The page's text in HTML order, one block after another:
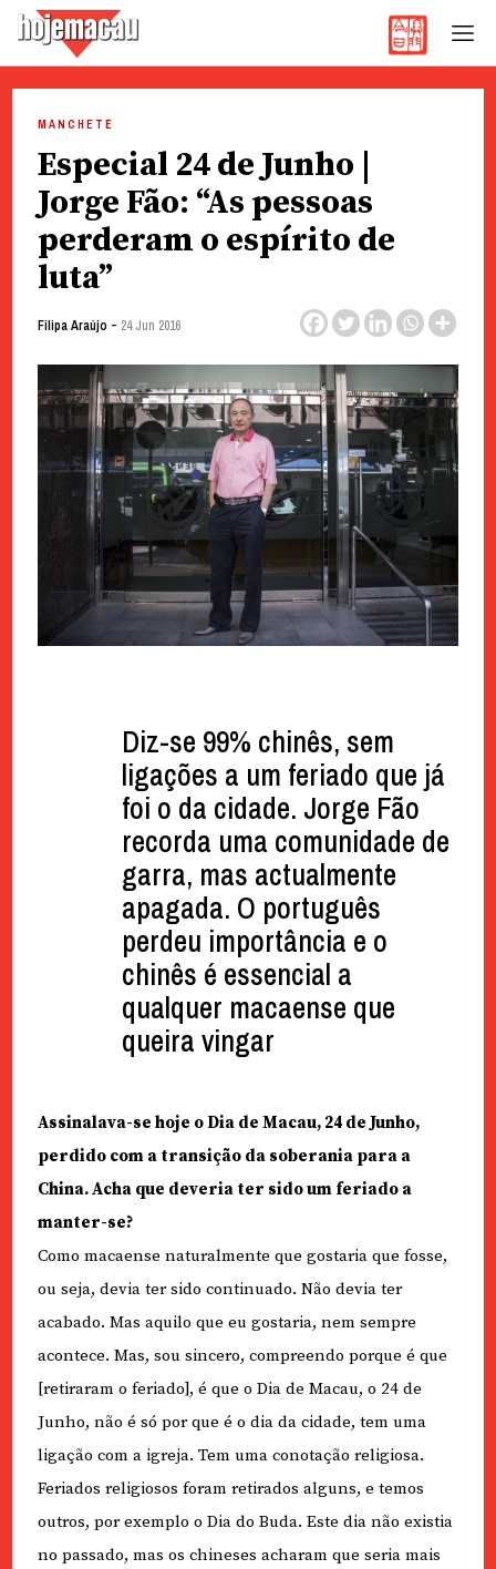
content
MANCHETE
Especial 24 de Junho |
Jorge Fão: “As pessoas
perderam o espírito de
luta”
Filipa Araújo - 24 Jun 2016
Diz-se 99% chinês, sem
ligações a um feriado que já
foi o da cidade. Jorge Fão
recorda uma comunidade de
garra, mas actualmente
apagada. O português
perdeu importância e o
chinês é essencial a
qualquer macaense que
queira vingar
Assinalava-se hoje o Dia de Macau, 24 de Junho,
perdido com a transição da soberania para a
China. Acha que deveria ter sido um feriado a
manter-se?
Como macaense naturalmente que gostaria que fosse,
ou seja, devia ter sido continuado. Não devia ter
acabado. Mas aquilo que eu gostaria, nem sempre
acontece. Mas, sou sincero, compreendo porque é que
[retiraram o feriado], é que o Dia de Macau, o 24 de
Junho, não é só por que é o dia da cidade, tem uma
ligação com a igreja. Tem uma conotação religiosa.
Feriados religiosos foram retirados alguns, e temos
outros, por exemplo o Dia do Buda. Este dia não existia
no passado, mas os chineses acharam que seria mais